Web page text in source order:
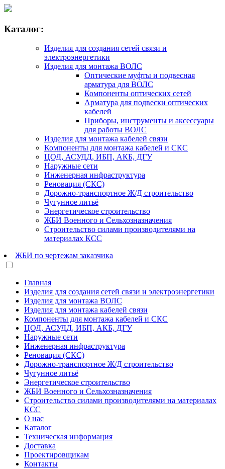
Каталог:
Изделия для создания сетей связи и
электроэнергетики
Изделия для монтажа ВОЛС
Оптические муфты и подвесная
арматура для ВОЛС
Компоненты оптических сетей
Арматура для подвески оптических
кабелей
Приборы, инструменты и аксессуары
для работы ВОЛС
Изделия для монтажа кабелей связи
Компоненты для монтажа кабелей и СКС
ЦОД, АСУДД, ИБП, АКБ, ДГУ
Наружные сети
Инженерная инфраструктура
Реновация (СКС)
Дорожно-транспортное Ж/Д строительство
Чугунное литьё
Энергетическое строительство
ЖБИ Военного и Сельхозназначения
Строительство силами производителями на
материалах КСС
ЖБИ по чертежам заказчика
Главная
Изделия для создания сетей связи и электроэнергетики
Изделия для монтажа ВОЛС
Изделия для монтажа кабелей связи
Компоненты для монтажа кабелей и СКС
ЦОД, АСУДД, ИБП, АКБ, ДГУ
Наружные сети
Инженерная инфраструктура
Реновация (СКС)
Дорожно-транспортное Ж/Д строительство
Чугунное литьё
Энергетическое строительство
ЖБИ Военного и Сельхозназначения
Строительство силами производителями на материалах
КСС
О нас
Каталог
Техническая информация
Доставка
Проектировщикам
Контакты